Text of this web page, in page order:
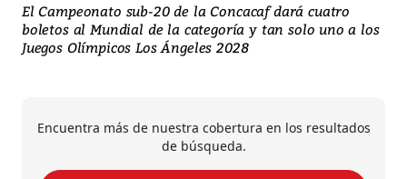
El Campeonato sub-20 de la Concacaf dará cuatro
boletos al Mundial de la categoría y tan solo uno a los
Juegos Olímpicos Los Ángeles 2028
Encuentra más de nuestra cobertura en los resultados
de búsqueda.